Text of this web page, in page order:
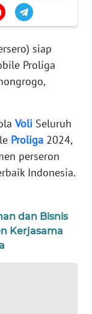
siap
Proliga
Voli Seluruh
Proliga 2024,
perseron
Indonesia.
dan Bisnis
Kerjasama